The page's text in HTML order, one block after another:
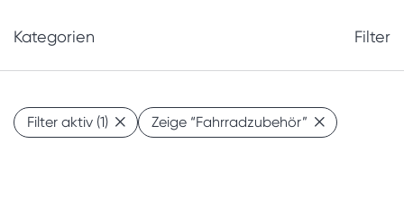
Kategorien Filter
Filter aktiv (1) Zeige “Fahrradzubehör”